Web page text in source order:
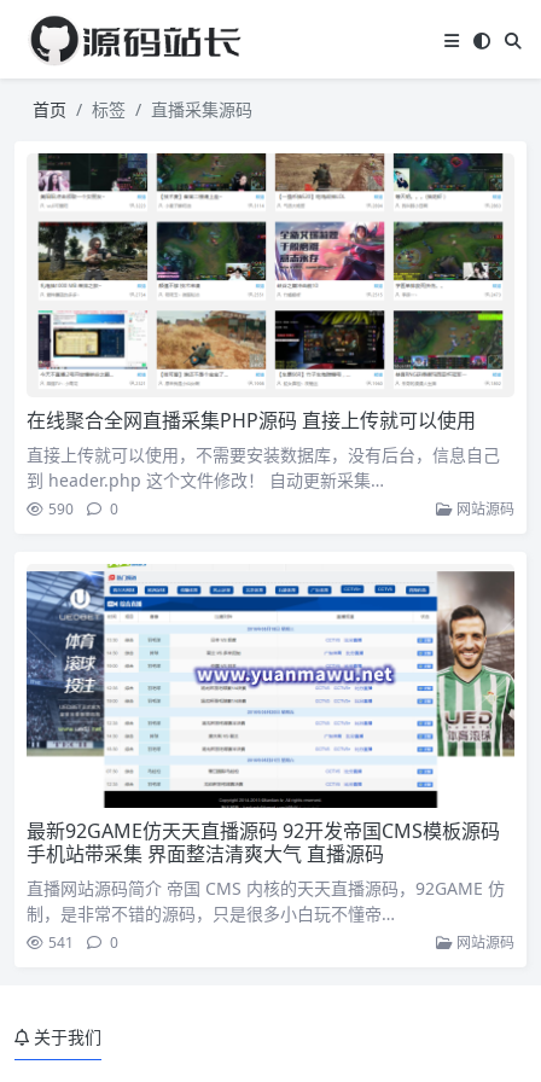
首页 标签 直播采集源码
在线聚合全网直播采集PHP源码 直接上传就可以使用
直接上传就可以使用，不需要安装数据库，没有后台，信息自己
到 header.php 这个文件修改！ 自动更新采集…
590 0 网站源码
最新92GAME仿天天直播源码 92开发帝国CMS模板源码
手机站带采集 界面整洁清爽大气 直播源码
直播网站源码简介 帝国 CMS 内核的天天直播源码，92GAME 仿
制，是非常不错的源码，只是很多小白玩不懂帝…
541 0 网站源码
关于我们